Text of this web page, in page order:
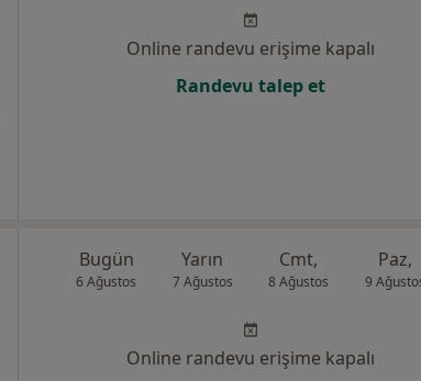
Online randevu erişime kapalı
Randevu talep et
Bugün
6 Ağustos
Yarın
7 Ağustos
Cmt,
8 Ağustos
Paz,
9
Online randevu erişime kapalı